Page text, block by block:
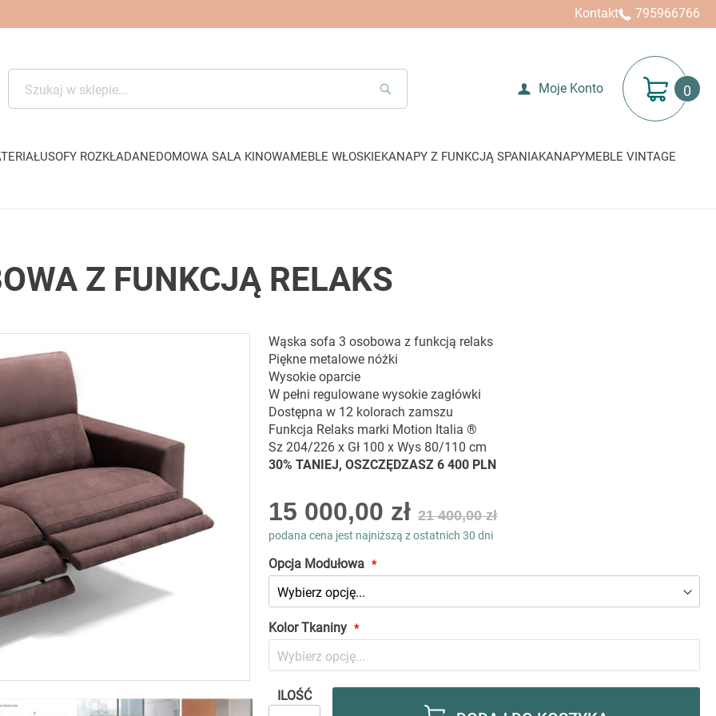
Kontakt 795966766
SEARCH
Moje Konto Mój koszyk
SOFY ROZKŁADANEDOMOWA SALA KINOWAMEBLE WŁOSKIEKANAPY Z FUNKCJĄ SPANIAKANAPYMEBLE VINTAGE
Z FUNKCJĄ RELAKS
Wąska sofa 3 osobowa z funkcją relaks
Piękne metalowe nóżki
Wysokie oparcie
W pełni regulowane wysokie zagłówki
Dostępna w 12 kolorach zamszu
Funkcja Relaks marki Motion Italia ®
Sz 204/226 x Gł 100 x Wys 80/110 cm
30% TANIEJ, OSZCZĘDZASZ 6 400 PLN
As
low
as
15 000,00 zł 21 400,00 zł
podana cena jest najniższą z ostatnich 30 dni
Opcja Modułowa
Kolor Tkaniny
ILOŚĆ